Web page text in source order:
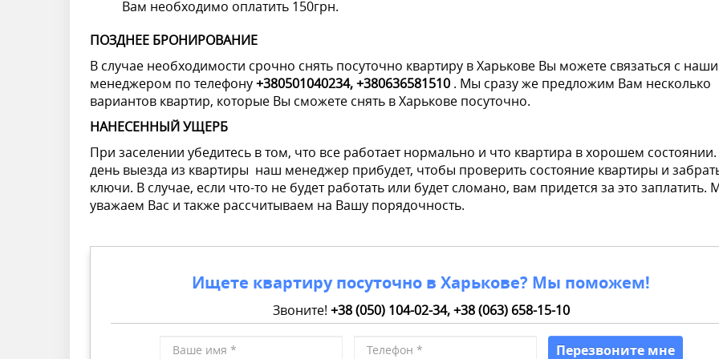
Вам необходимо оплатить 150грн.
ПОЗДНЕЕ БРОНИРОВАНИЕ
В случае необходимости срочно снять посуточно квартиру в Харькове Вы можете связаться с
менеджером по телефону+380501040234, +380636581510 . Мы сразу же предложим Вам несколько
вариантов квартир, которые Вы сможете снять в Харькове посуточно.
НАНЕСЕННЫЙ УЩЕРБ
При заселении убедитесь в том, что все работает нормально и что квартира в хорошем
день выезда из квартиры наш менеджер прибудет, чтобы проверить состояние квартиры и
ключи. В случае, если что-то не будет работать или будет сломано, вам придется за это заплатить.
уважаем Вас и также рассчитываем на Вашу порядочность.
Ищете квартиру посуточно в Харькове? Мы поможем!
Звоните! +38 (050) 104-02-34,+38 (063) 658-15-10
Ваше
Номер
Перезвоните мне